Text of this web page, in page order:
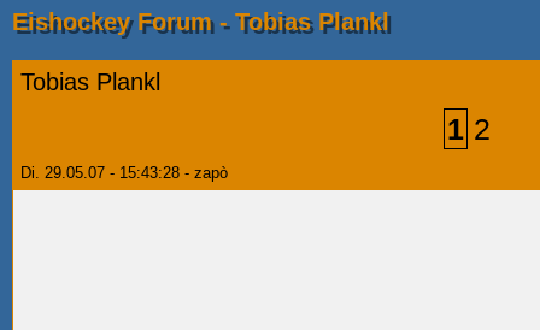
Eishockey Forum - Tobias Plankl
Tobias Plankl
1 2
Di. 29.05.07 - 15:43:28 - zapò